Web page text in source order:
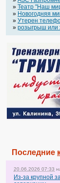
» Театр "Наш
» Новогодняя
» Утерен
» розыгрыш или
Последние
20.06.2026 07:33
Из-за крупной